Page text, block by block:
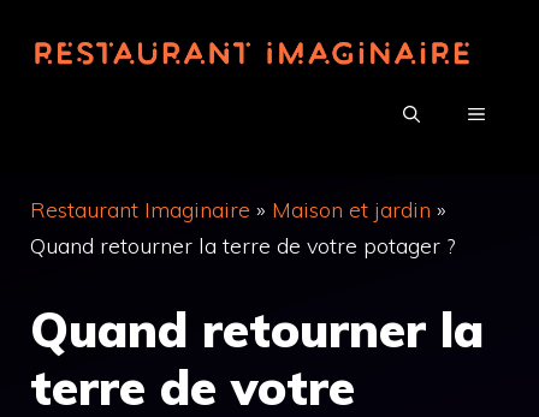
MENU
Restaurant Imaginaire » Maison et jardin »
Quand retourner la terre de votre potager ?
Quand retourner la
terre de votre